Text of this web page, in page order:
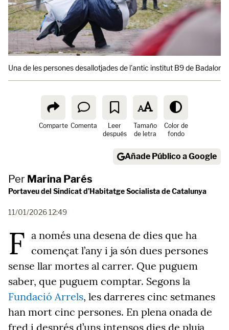
Una de les persones desallotjades de l'antic institut B9 de
Comparte Comenta
Leer
después
Tamaño
de letra
Color de
fondo
Añade Público a Google
Per Marina Parés
Portaveu del Sindicat d’Habitatge Socialista de Catalunya
11/01/2026 12:49
F a només una desena de dies que ha
començat l’any i ja són dues persones
sense llar mortes al carrer. Que puguem
saber, que puguem comptar. Segons la
Fundació Arrels, les darreres cinc setmanes
han mort cinc persones. En plena onada de
fred i després d’uns intensos dies de pluja